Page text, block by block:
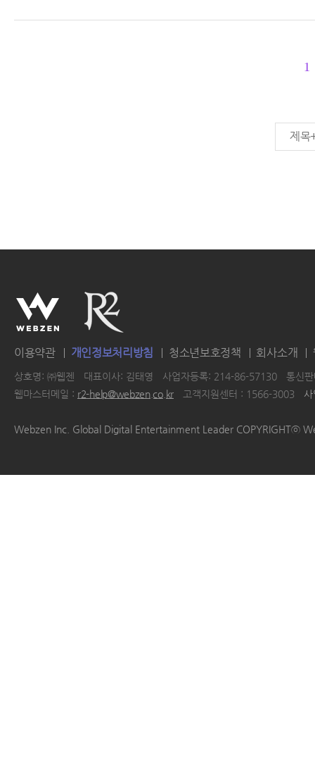
1
제목
이용약관 개인정보처리방침 청소년보호정책 회사소개
상호명: ㈜웹젠 대표이사: 김태영 사업자등록: 214-86-57130
통신
웹마스터메일 : r2-help@webzen.co.kr 고객지원센터 : 1566-3003
Webzen Inc. Global Digital Entertainment Leader COPYRIGHTⓒ